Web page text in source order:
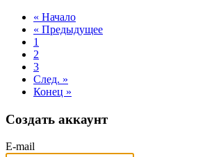
« Начало
« Предыдущее
1
2
3
След. »
Конец »
Создать аккаунт
E-mail